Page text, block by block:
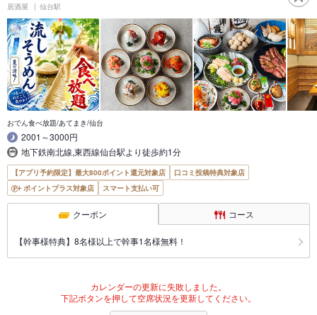
居酒屋 仙台駅
おでん食べ放題/あてまき/仙台
2001～3000円
地下鉄南北線,東西線仙台駅より徒歩約1分
【アプリ予約限定】最大800ポイント還元対象店
口コミ投稿特典対象店
ポイントプラス対象店
スマート支払い可
クーポン コース
【幹事様特典】8名様以上で幹事1名様無料！
カレンダーの更新に失敗しました。
下記ボタンを押して空席状況を更新してください。